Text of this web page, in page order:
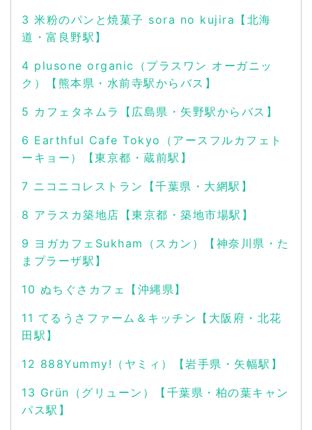
3 米粉のパンと焼菓子 sora no kujira【北海
道・富良野駅】
4 plusone organic（プラスワン オーガニッ
ク）【熊本県・水前寺駅からバス】
5 カフェタネムラ【広島県・矢野駅からバス】
6 Earthful Cafe Tokyo（アースフルカフェト
ーキョー）【東京都・蔵前駅】
7 ニコニコレストラン【千葉県・大網駅】
8 アラスカ築地店【東京都・築地市場駅】
9 ヨガカフェSukham（スカン）【神奈川県・た
まプラーザ駅】
10 ぬちぐさカフェ【沖縄県】
11 てるうさファーム＆キッチン【大阪府・北花
田駅】
12 888Yummy!（ヤミィ）【岩手県・矢幅駅】
13 Grün（グリューン）【千葉県・柏の葉キャン
パス駅】